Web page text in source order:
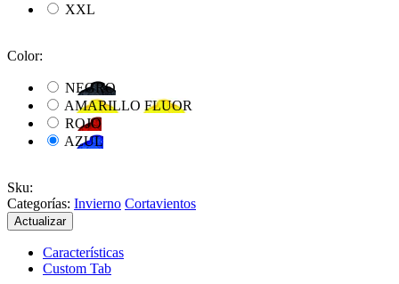
XXL
Color:
NEGRO
AMARILLO FLUOR
ROJO
AZUL
Sku:
Categorías: Invierno Cortavientos
Características
Custom Tab